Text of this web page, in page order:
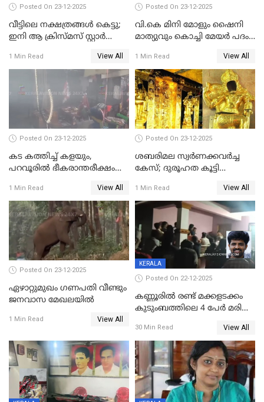
Posted On 23-12-2025
വീട്ടിലെ നക്ഷത്രങ്ങൾ കെട്ടു;
ഇനി ആ ക്രിസ്മസ് സ്റ്റാർ
വേണ്ടിയുള്ള
പിടിവലിക്കിടയിൽ
അപ്പൂപ്പനെതിരെ പോക്സോ
കേസ് ഒടുവിൽ 4 ജീവനുകൾ
പൊലിഞ്ഞു
1 Min Read View All
Posted On 23-12-2025
വി.കെ മിനി മോളും ഷൈനി
മാത്യുവും കൊച്ചി മേയർ പദം
മേയറാകില്ല
1 Min Read View All
Posted On 23-12-2025
കട കത്തിച്ച് കളയും,
പറവൂരില്‍ ഭീകരാന്തരീക്ഷം
1 Min Read View All
Posted On 23-12-2025
ശബരിമല സ്വര്‍ണക്കവര്‍ച്ച
കേസ്; ദുരൂഹത കൂട്ടി
1 Min Read View All
Posted On 23-12-2025
ഏഴാറ്റുമുഖം ഗണപതി വീണ്ടും
ജനവാസ മേഖലയിൽ
1 Min Read View All
KERALA
Posted On 22-12-2025
കണ്ണൂരിൽ രണ്ട് മക്കളടക്കം
കുടുംബത്തിലെ 4 പേർ മരിച്ച
30 Min Read View All